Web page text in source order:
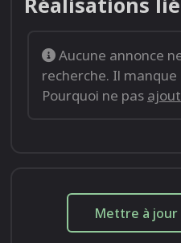
Aucune annonce
recherche. Il manque
Pourquoi ne pas
Mettre à